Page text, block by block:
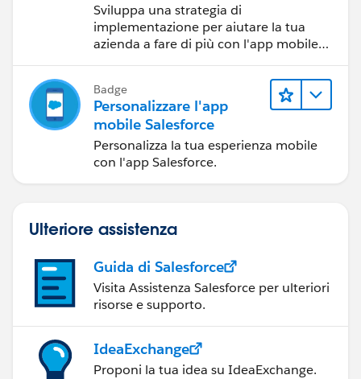
Sviluppa una strategia di
implementazione per aiutare la tua
azienda a fare di più con l'app mobile
Badge
Personalizzare l'app
mobile Salesforce
Personalizza la tua esperienza mobile
con l'app Salesforce.
Ulteriore assistenza
Guida di Salesforce
Visita Assistenza Salesforce per ulteriori
risorse e supporto.
IdeaExchange
Proponi la tua idea su IdeaExchange.